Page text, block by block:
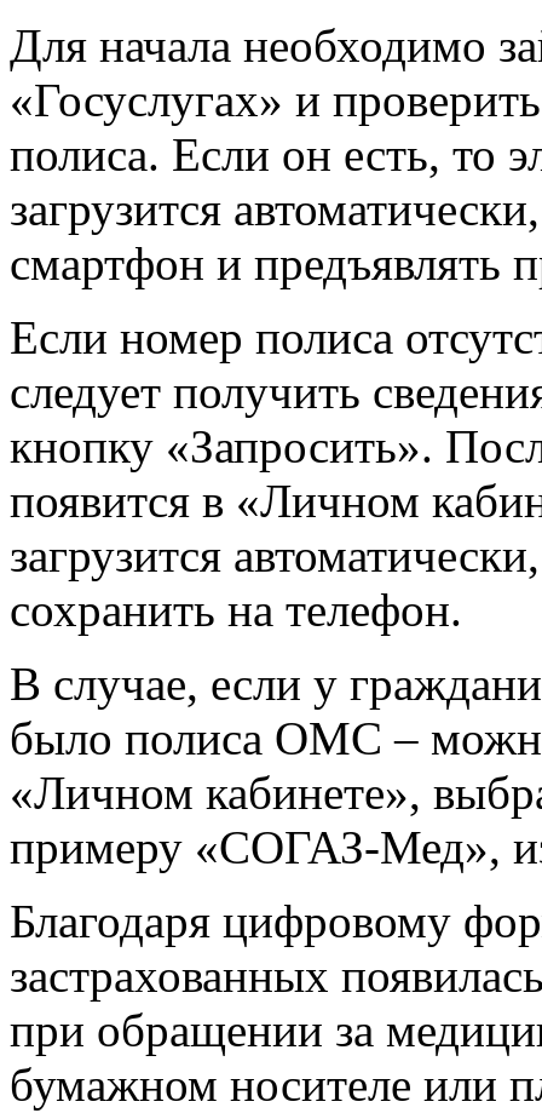
Для начала необходимо
«Госуслугах» и
полиса. Если он есть, то
загрузится
смартфон и предъявлять
Если номер полиса
следует получить
кнопку «Запросить».
появится в «Личном
загрузится
сохранить на телефон.
В случае, если у
было полиса ОМС –
«Личном кабинете»,
примеру «СОГАЗ-Мед»,
Благодаря цифровому
застрахованных
при обращении за
бумажном носителе или